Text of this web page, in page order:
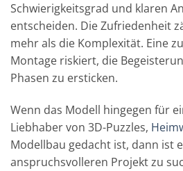
Schwierigkeitsgrad und klaren
entscheiden. Die Zufriedenheit
mehr als die Komplexität. Eine
Montage riskiert, die
Phasen zu ersticken.
Wenn das Modell hingegen für
Liebhaber von 3D-Puzzles,
Modellbau gedacht ist, dann ist
anspruchsvolleren Projekt zu